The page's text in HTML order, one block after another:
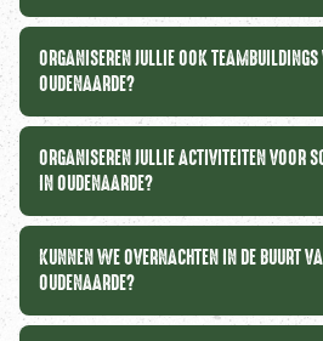
ORGANISEREN JULLIE OOK
OUDENAARDE?
ORGANISEREN JULLIE ACTIVITEITEN VOOR
IN OUDENAARDE?
KUNNEN WE OVERNACHTEN IN DE BUURT
OUDENAARDE?